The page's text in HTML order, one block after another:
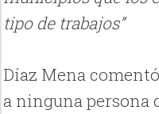
tipo de trabajos”
Díaz Mena
a ninguna persona